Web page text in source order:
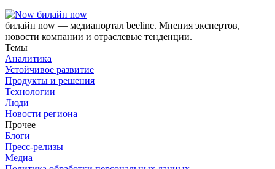
билайн now
билайн now — медиапортал beeline. Мнения экспертов,
новости компании и отраслевые тенденции.
Темы
Аналитика
Устойчивое развитие
Продукты и решения
Технологии
Люди
Новости региона
Прочее
Блоги
Пресс-релизы
Медиа